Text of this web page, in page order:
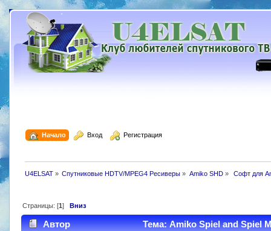
Начало Вход Регистрация
U4ELSAT» Спутниковые HDTV/MPEG4 Ресиверы » Amiko SHD» Софт для
Страницы: [1] Вниз
Автор Тема: Amiko Spiel and Spiel